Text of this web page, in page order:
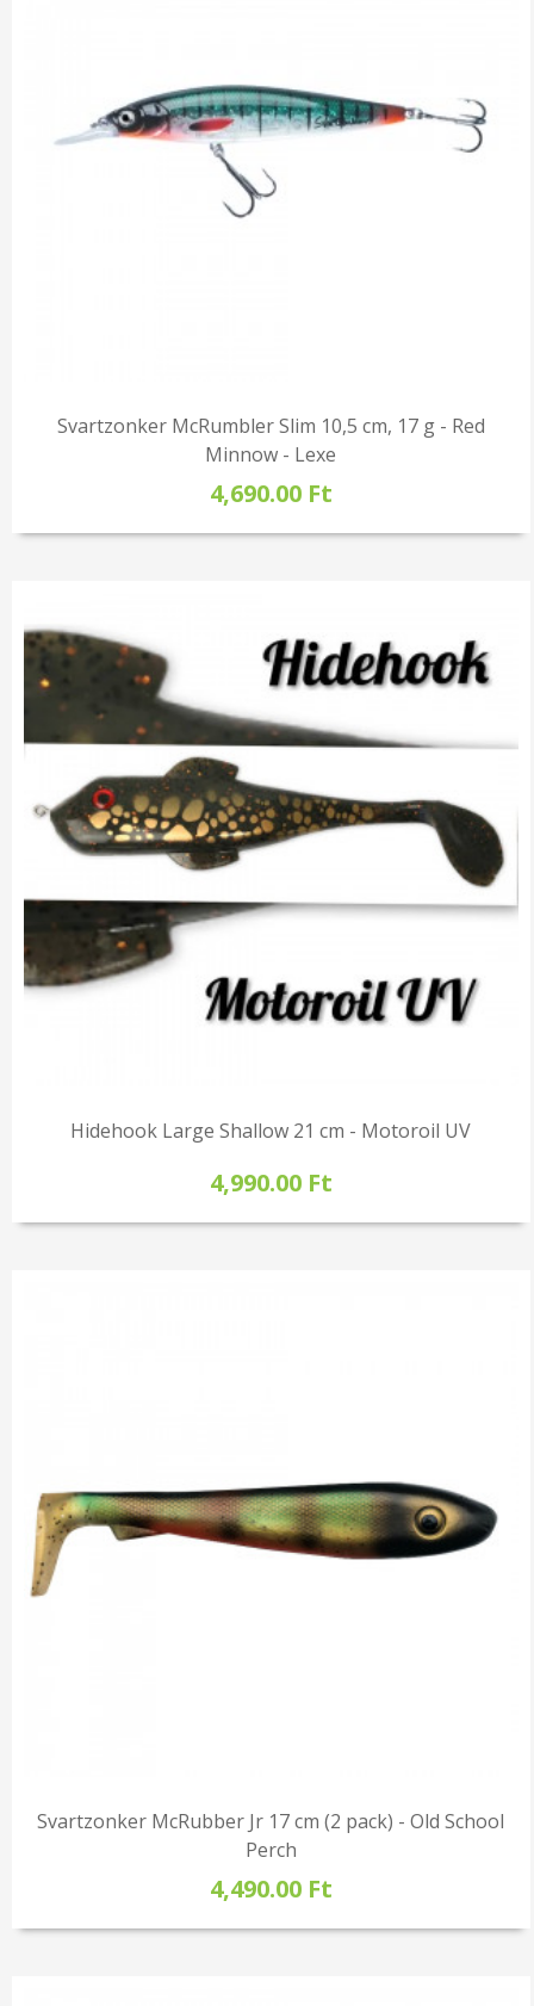
Svartzonker McRumbler Slim 10,5 cm, 17 g - Red
Minnow - Lexe
4,690.00 Ft
Hidehook Large Shallow 21 cm - Motoroil UV
4,990.00 Ft
Svartzonker McRubber Jr 17 cm (2 pack) - Old School
Perch
4,490.00 Ft